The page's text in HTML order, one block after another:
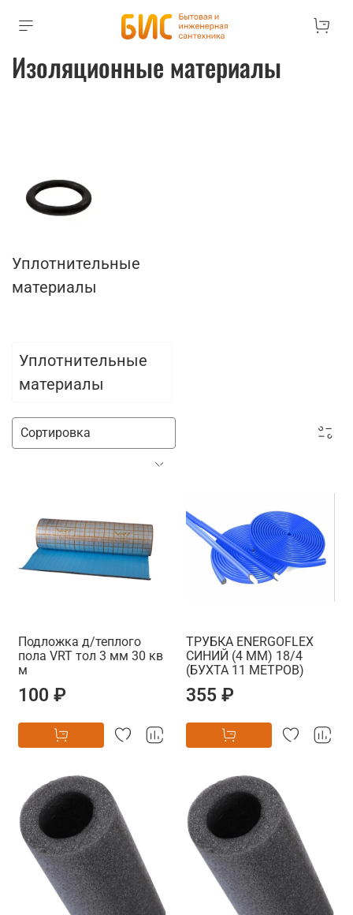
Изоляционные материалы
Уплотнительные
материалы
Уплотнительные
материалы
Подложка д/теплого
пола VRT тол 3 мм 30 кв
м
100 ₽
ТРУБКА ENERGOFLEX
СИНИЙ (4 ММ) 18/4
(БУХТА 11 МЕТРОВ)
355 ₽